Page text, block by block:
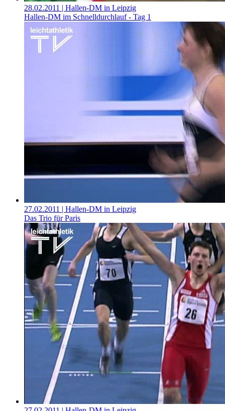
28.02.2011 | Hallen-DM in Leipzig
Hallen-DM im Schnelldurchlauf - Tag 1
27.02.2011 | Hallen-DM in Leipzig
Das Trio für Paris